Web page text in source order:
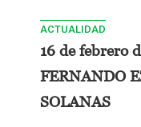
ACTUALIDAD
16 de febrero de
FERNANDO
SOLANAS